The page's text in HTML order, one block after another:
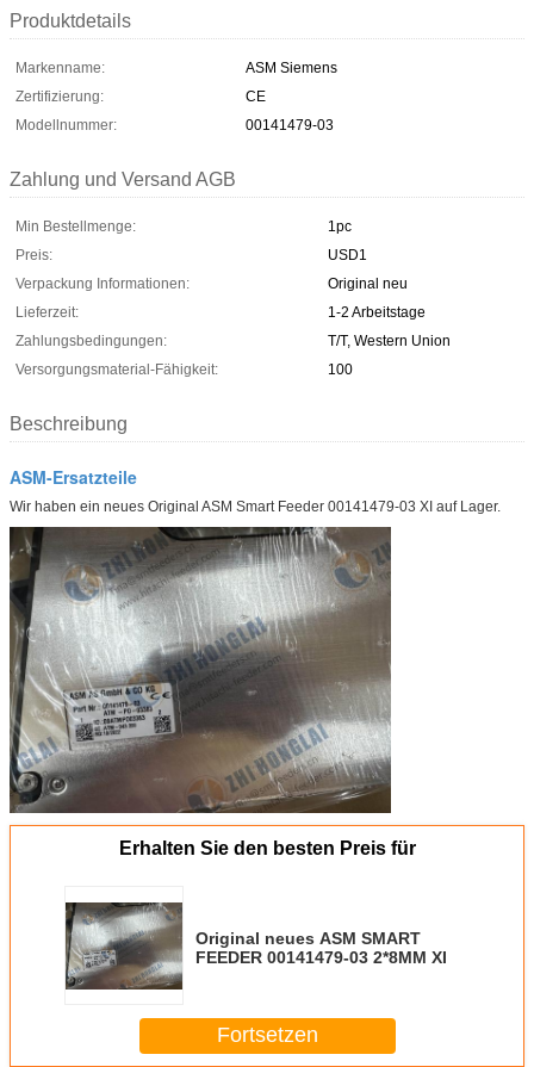
Produktdetails
Markenname:
ASM Siemens
Zertifizierung:
CE
Modellnummer:
00141479-03
Zahlung und Versand AGB
Min Bestellmenge:
1pc
Preis:
USD1
Verpackung Informationen:
Original neu
Lieferzeit:
1-2 Arbeitstage
Zahlungsbedingungen:
T/T, Western Union
Versorgungsmaterial-Fähigkeit:
100
Beschreibung
ASM-Ersatzteile
Wir haben ein neues Original ASM Smart Feeder 00141479-03 XI auf Lager.
Erhalten Sie den besten Preis für
Original neues ASM SMART
FEEDER 00141479-03 2*8MM XI
Fortsetzen